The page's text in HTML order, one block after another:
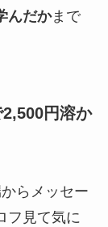
んだかまで
円溶か
らメッセー
フ見て気に